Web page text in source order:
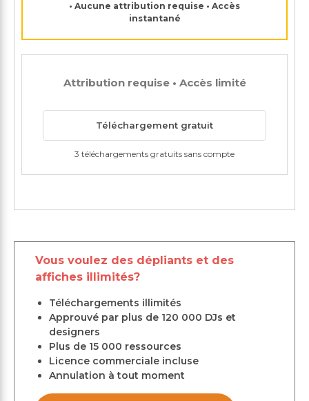
• Aucune attribution requise • Accès
instantané
Attribution requise • Accès limité
Téléchargement gratuit
3 téléchargements gratuits sans compte
Vous voulez des dépliants et des
affiches illimités?
Téléchargements illimités
Approuvé par plus de 120 000 DJs et
designers
Plus de 15 000 ressources
Licence commerciale incluse
Annulation à tout moment